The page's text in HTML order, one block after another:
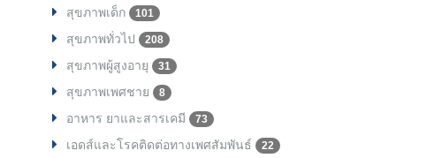
สุขภาพเด็ก 101
สุขภาพทั่วไป 208
สุขภาพผู้สูงอายุ 31
สุขภาพเพศชาย 8
อาหาร ยาและสารเคมี 73
เอดส์และโรคติดต่อทางเพศสัมพันธ์ 22